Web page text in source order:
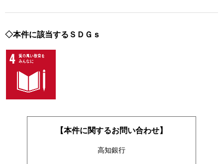
◇本件に該当するＳＤＧｓ
【本件に関するお問い合わせ】
高知銀行